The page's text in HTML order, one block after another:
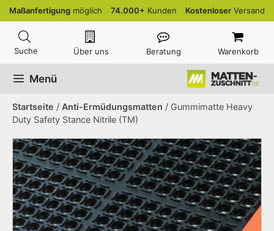
Zum
Inhalt
springen
Maßanfertigung möglich 74.000+ Kunden Kostenloser Versand
Über uns Beratung Warenkorb
Menü
Startseite / Anti-Ermüdungsmatten / Gummimatte Heavy
Duty Safety Stance Nitrile (TM)